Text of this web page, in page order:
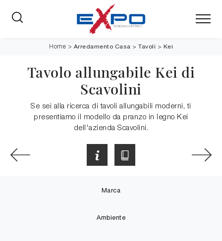
Home > Arredamento Casa > Tavoli > Kei
Tavolo allungabile Kei di
Scavolini
Se sei alla ricerca di tavoli allungabili moderni, ti
presentiamo il modello da pranzo in legno Kei
dell'azienda Scavolini.
Marca
Ambiente